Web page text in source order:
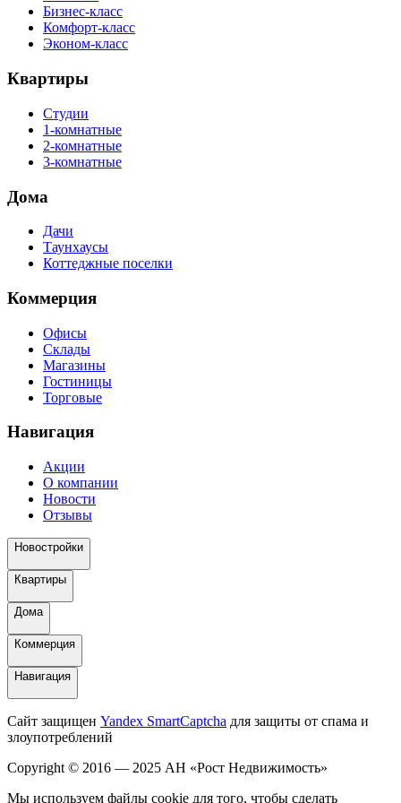
Бизнес-класс
Комфорт-класс
Эконом-класс
Квартиры
Студии
1-комнатные
2-комнатные
3-комнатные
Дома
Дачи
Таунхаусы
Коттеджные поселки
Коммерция
Офисы
Склады
Магазины
Гостиницы
Торговые
Навигация
Акции
О компании
Новости
Отзывы
Новостройки
Квартиры
Дома
Коммерция
Навигация
Сайт защищен Yandex SmartCaptcha для защиты от спама и
злоупотреблений
Copyright © 2016 — 2025 АН «Рост Недвижимость»
Мы используем файлы cookie для того, чтобы сделать